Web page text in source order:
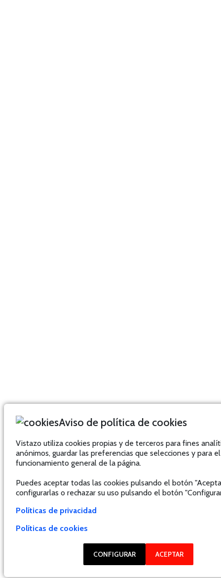
Aviso de política de cookies
Vistazo utiliza cookies propias y de terceros para fines
anónimos, guardar las preferencias que selecciones y para el
funcionamiento general de la página.
Puedes aceptar todas las cookies pulsando el botón
configurarlas o rechazar su uso pulsando el botón
Políticas de privacidad
Políticas de cookies
CONFIGURAR ACEPTAR